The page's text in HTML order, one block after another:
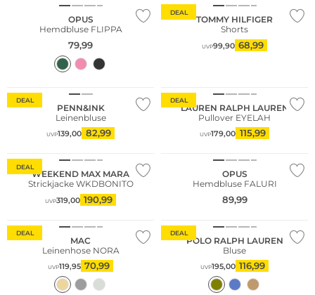
OPUS
Hemdbluse FLIPPA
79,99
DEAL
TOMMY HILFIGER
Shorts
UVP99,90 68,99
DEAL
PENN&INK
Leinenbluse
UVP139,00 82,99
DEAL
LAUREN RALPH LAUREN
Pullover EYELAH
UVP179,00 115,99
DEAL
WEEKEND MAX MARA
Strickjacke WKDBONITO
UVP319,00 190,99
OPUS
Hemdbluse FALURI
89,99
DEAL
Große Größen
MAC
Leinenhose NORA
UVP119,95 70,99
DEAL
POLO RALPH LAUREN
Bluse
UVP195,00 116,99